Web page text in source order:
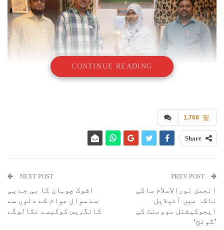
مہاراشٹر انٹر جونیئر کالجز اینڈ سینئر کالجز کے طلبہ و طالبات کے
درمیان انگریزی دینیاتی تقریری مقا بلے کا انعقاد کیا گیا ۔ مقابلے
میں کل ۴۰ ؍طلبہ و طالبات نے شرکت کی۔ مقام ِمسرت ہے کہ ریاستی سطح پر
منعقدہ اس تقریری مقابلے میں رئیس ہائی اسکول و جو نیئر کالج بھیونڈی
انعام حاصل کرنے میں کامیاب رہی۔
انعام یافتہ طالبہ کو مہمانان کے ہاتھوں خوب صورت ٹرافی اور تین ہزار
روپیہ نقد انعام سے نوازا گیا۔ واضح ہو کہ مذکورہ طالبہ کی تیاری کے
فرائض اسرار پٹھان اور جناب اعجازالدین قاضی نے انجام دیا تھا۔ اس
نمایاں کامیابی پر رئیس ہائی اسکول اینڈ جونیئر کالج کے چیئرمین محمد
CONTINUE READING
1,768
Share
انجمن نورالاسلام ساکی
ناکہ میں آئیڈیل
ایجوکیشنل موومنٹ کی
’گونج‘
NEXT POST
اشوک چوہان کا بی جے پی
سے سوال عوام کے دلوں سے
کانگریس کوکیسے نکالوگے